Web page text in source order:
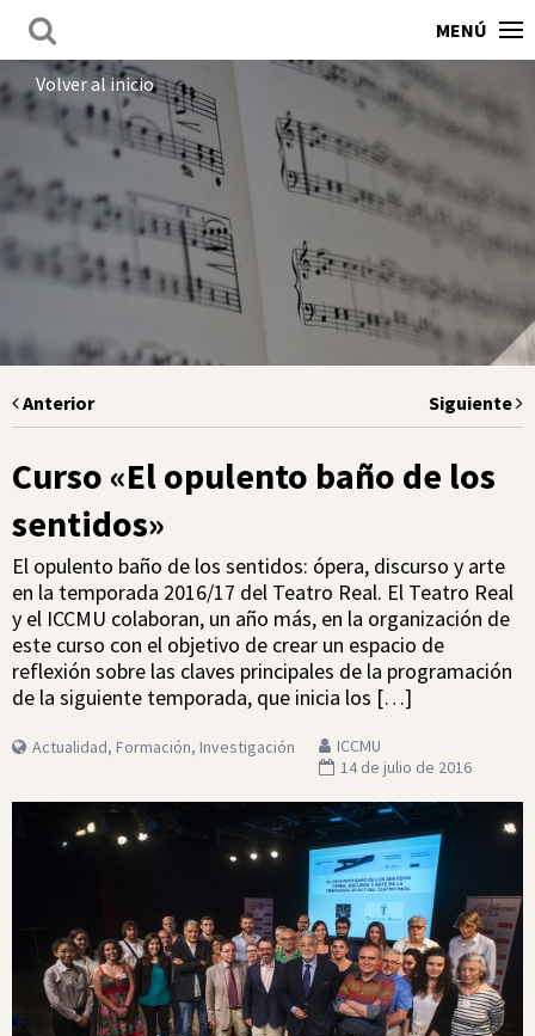
MENÚ
Volver al inicio
Anterior Siguiente
Curso «El opulento baño de los
sentidos»
El opulento baño de los sentidos: ópera, discurso y arte
en la temporada 2016/17 del Teatro Real. El Teatro Real
y el ICCMU colaboran, un año más, en la organización de
este curso con el objetivo de crear un espacio de
reflexión sobre las claves principales de la programación
de la siguiente temporada, que inicia los […]
Actualidad, Formación, Investigación
ICCMU
14 de julio de 2016